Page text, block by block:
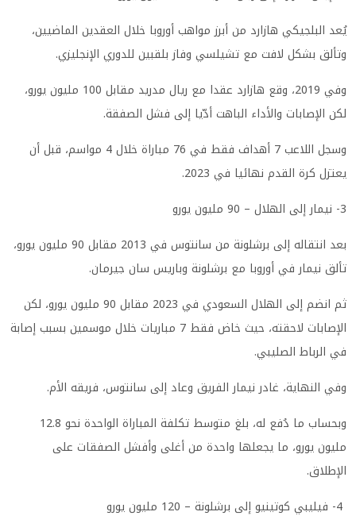
يُعد البلجيكي هازارد من أبرز مواهب أوروبا خلال العقدين الماضيين،
وتألق بشكل لافت مع تشيلسي وفاز بلقبين للدوري الإنجليزي.
وفي 2019، وقع هازارد عقدا مع ريال مدريد مقابل 100 مليون يورو،
لكن الإصابات والأداء الباهت أدّيا إلى فشل الصفقة.
وسجل اللاعب 7 أهداف فقط في 76 مباراة خلال 4 مواسم، قبل أن
يعتزل كرة القدم نهائيا في 2023.
3- نيمار إلى الهلال – 90 مليون يورو
بعد انتقاله إلى برشلونة من سانتوس في 2013 مقابل 90 مليون يورو،
تألق نيمار في أوروبا مع برشلونة وباريس سان جيرمان.
ثم انضم إلى الهلال السعودي في 2023 مقابل 90 مليون يورو، لكن
الإصابات لاحقته، حيث خاض فقط 7 مباريات خلال موسمين بسبب إصابة
في الرباط الصليبي.
وفي النهاية، غادر نيمار الفريق وعاد إلى سانتوس، فريقه الأم.
وبحساب ما دُفع له، بلغ متوسط تكلفة المباراة الواحدة نحو 12.8
مليون يورو، ما يجعلها واحدة من أغلى وأفشل الصفقات على
الإطلاق.